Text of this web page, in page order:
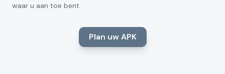
waar u aan toe bent.
Plan uw APK